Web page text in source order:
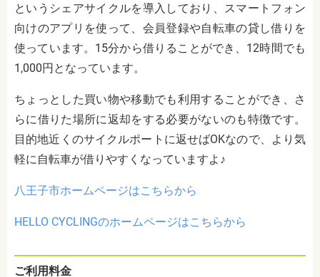
というシェアサイクルを導入しており、スマートフォン
向けのアプリを使って、会員登録や自転車の貸し借りを
使っています。15分から借りることができ、12時間でも
1,000円となっています。
ちょっとした買い物や移動でも利用することができ、さ
らに借りた場所に返却をする必要がないのも特徴です。
目的地近くのサイクルポートに返せばOKなので、より気
軽に自転車が借りやすくなっていますよ♪
八王子市ホームページはこちらから
HELLO CYCLINGのホームページはこちらから
ご利用料金